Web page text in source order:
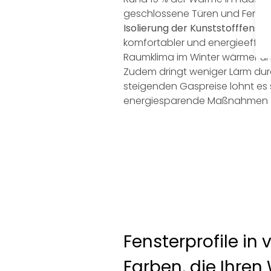
geschlossene Türen und
Isolierung der Kunststofffenster
komfortabler und
Raumklima im Winter wärmer
Zudem dringt weniger Lärm
steigenden Gaspreise lohnt es
energiesparende Maßnahmen
Fensterprofile in